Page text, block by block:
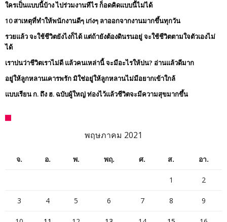
ใครเป็นแบบนี้บ้าง ไปร่วมงานทีไร ก็อดคิดแบบนี้ไม่ได้
10 สาเหตุที่ทำให้พนักงานดีๆ เก่งๆ ลาออกจากงานมากขึ้นทุกวัน
รวยแล้ว จะใช้ชีวิตยังไงก็ได้ แต่ถ้ายังต้องดินรนอยู่ จะใช้ชีวิตตามใจตัวเองไม่
ได้
เราบ่นว่าชีวิตเราไม่ดี แล้วคนเหล่านี้ จะมีอะไรให้บ่น? อ่านแล้วดีมาก
อยู่ให้ลูกหลานเคารพรัก มิใช่อยู่ให้ลูกหลานไม่มีอยากเข้าใกล้
แบบเรียน ก. ถึง ฮ. ฉบับผู้ใหญ่ ท่องไว้แล้วชีวิตจะมีความสุขมากขึ้น
พฤษภาคม 2021
จ. อ. พ. พฤ. ศ. ส. อา.
1 2
3 4 5 6 7 8 9